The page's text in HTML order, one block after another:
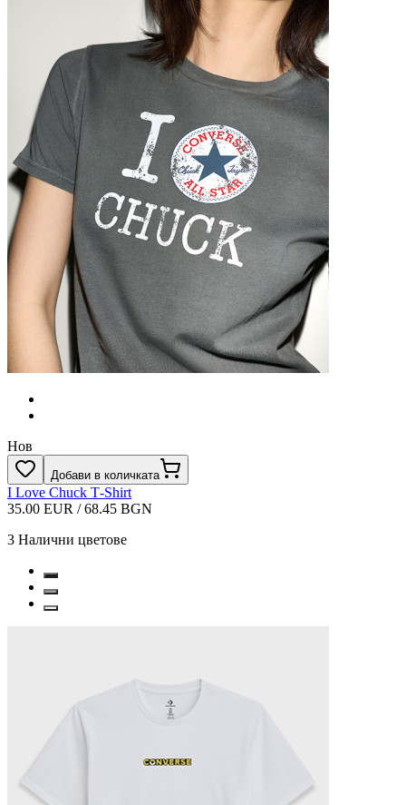
Нов
Добави в количката
I Love Chuck T‑Shirt
35.00 EUR / 68.45 BGN
3 Налични цветове